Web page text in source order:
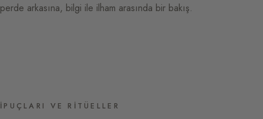
perde arkasına, bilgi ile ilham arasında bir bakış.
İPUÇLARI VE RITÜELLER